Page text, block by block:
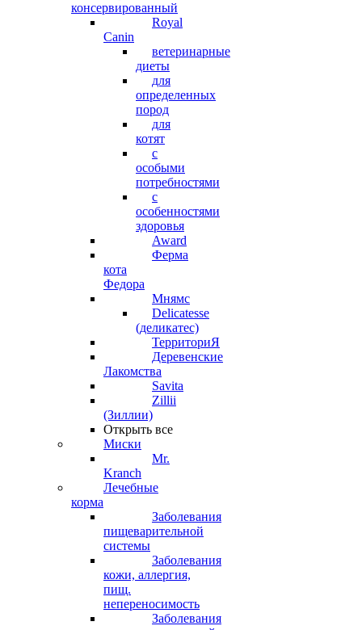
консервированный
Royal
Canin
ветеринарные
диеты
для
определенных
пород
для
котят
с
особыми
потребностями
с
особенностями
здоровья
Award
Ферма
кота
Федора
Мнямс
Delicatesse
(деликатес)
ТерриториЯ
Деревенские
Лакомства
Savita
Zillii
(Зиллии)
Открыть все
Миски
Mr.
Kranch
Лечебные
корма
Заболевания
пищеварительной
системы
Заболевания
кожи, аллергия,
пищ.
непереносимость
Заболевания